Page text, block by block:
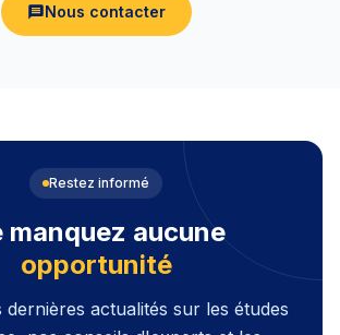
Nous contacter
Restez informé
manquez aucune
opportunité
dernières actualités sur les études